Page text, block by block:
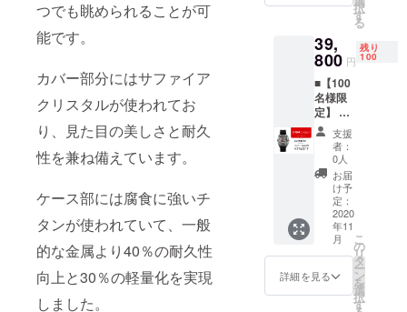
つでも眺められることが可
能です。
カバー部分にはサファイア
クリスタルが使われてお
り、見た目の美しさと耐久
性を兼ね備えています。
ケース部には腐食に強いチ
タンが使われていて、一般
的な金属より40％の耐久性
向上と30％の軽量化を実現
しました。
は、よ
り柔ら
かく人
間工学
に基づ
いてお
り、快
適さを
向上さ
せてい
ます。
より便
利なス
トラッ
プの取
と取り
外しの
にくい
コー
ティン
グメッ
キ加工
済み）
＊ステ
ンレス
製のバ
ンドカ
ラーは
お選び
いただ
けま
す。 ＊
が遅延
になる
・ オレ
ンジ ＊
シリコ
ン製の
バンド
カラー
はお選
びいた
だけま
す。 ＊
お届け
が遅延
になる
可能性
がござ
います
事をご
フ
ケージ
内容】
・CIGA
Design
機械式
腕時計
x1 ・牛
皮のバ
ンド x1
・シリ
コン製
のバン
ド x1
【シリ
コン製
のバン
ドカ
択
す
る
39,
800 円
残り
100
■【100
名様限
定】 一
般販売
予定価
69,800
円より
43％オ
【パッ
ケージ
内容】
・CIGA
Design
機械式
支援
者：
0人
お届
け予
定：
2020
年11
月
詳細を見る
こ
の
リ
タ
ー
ン
を
選
択
す